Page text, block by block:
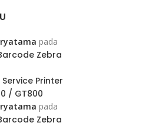
pada
Zebra
Printer
/ GT800
pada
Zebra